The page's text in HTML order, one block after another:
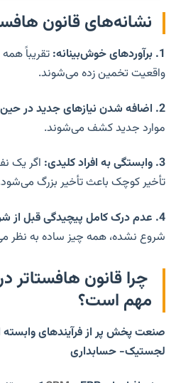
نشانه‌های قانون
1. برآوردهای خوش‌بینانه: تقریباً همه
واقعیت تخمین زده می‌شوند.
2. اضافه شدن نیازهای جدید در حین
موارد جدید کشف می‌شوند.
3. وابستگی به افراد کلیدی: اگر یک
تأخیر کوچک باعث تأخیر بزرگ
4. عدم درک کامل پیچیدگی قبل از
شروع نشده، همه چیز ساده به نظر
چرا قانون
مهم است؟
صنعت پخش پر از فرآیندهای
لجستیک- حسابداری